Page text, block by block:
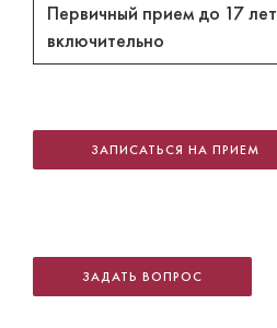
Первичный прием до 17 лет
включительно
ЗАПИСАТЬСЯ НА ПРИЕМ
ЗАДАТЬ ВОПРОС